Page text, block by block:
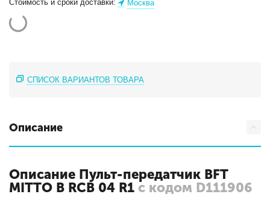
Стоимость и сроки доставки: Москва
СПИСОК ВАРИАНТОВ ТОВАРА
Описание
Описание Пульт-передатчик BFT
MITTO B RCB 04 R1 с кодом D111906